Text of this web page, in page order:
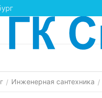
/ Инженерная сантехника /